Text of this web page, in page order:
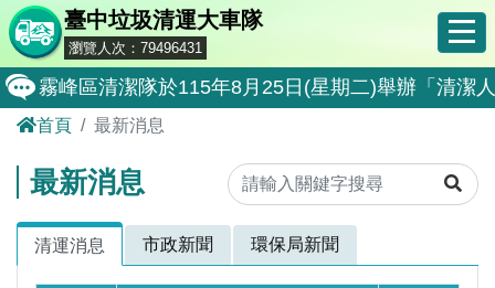
臺中垃圾清運大車隊
瀏覽人次：79496431
霧峰區清潔隊於115年8月25日(星期二)舉辦「清潔
大肚區清潔隊於115年8月25日(星期二)舉辦「清潔
北屯區清潔隊於115年8月11日(星期二)舉辦「清潔
石岡區清潔隊於115年8月18日(星期二)舉辦「清潔
首頁 最新消息
最新消息
清運消息 市政新聞 環保局新聞